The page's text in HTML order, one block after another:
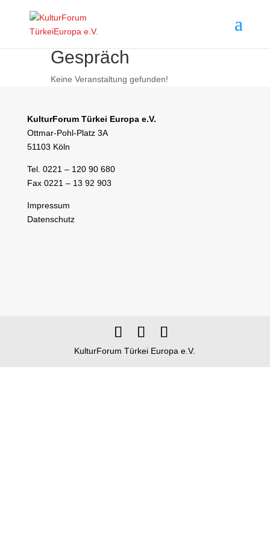
Gespräch
Keine Veranstaltung gefunden!
KulturForum Türkei Europa e.V.
Ottmar-Pohl-Platz 3A
51103 Köln
Tel. 0221 – 120 90 680
Fax 0221 – 13 92 903
Impressum
Datenschutz
KulturForum Türkei Europa e.V.